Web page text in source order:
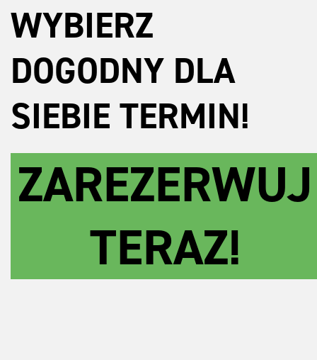
WYBIERZ
DOGODNY DLA
SIEBIE TERMIN!
ZAREZERWUJ
TERAZ!